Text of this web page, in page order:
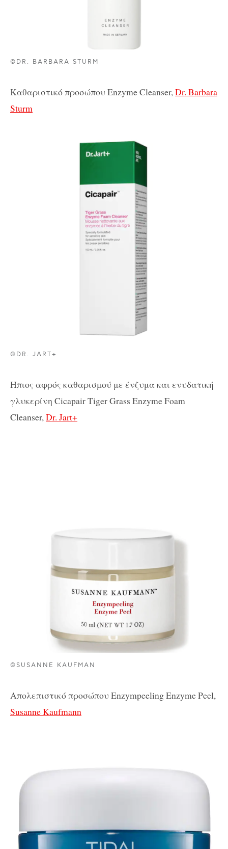
©DR. BARBARA STURM
Καθαριστικόπροσώπου Enzyme Cleanser, Dr. Barbara
Sturm
©DR. JART+
Ήπιος αφρός καθαρισμού με ένζυμακαι ενυδατική
γλυκερίνη Cicapair Tiger Grass Enzyme Foam
Cleanser,Dr. Jart+
©SUSANNE KAUFMAN
Απολεπιστικό προσώπου Enzympeeling Enzyme Peel,
Susanne Kaufmann